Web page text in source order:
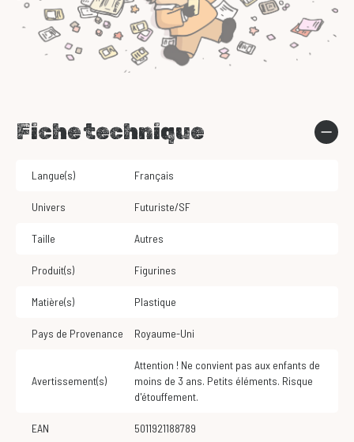
Fiche technique
Langue(s) Français
Univers Futuriste/SF
Taille Autres
Produit(s) Figurines
Matière(s) Plastique
Pays de Provenance Royaume-Uni
Avertissement(s)
Attention ! Ne convient pas aux enfants de
moins de 3 ans. Petits éléments. Risque
d'étouffement.
EAN 5011921188789